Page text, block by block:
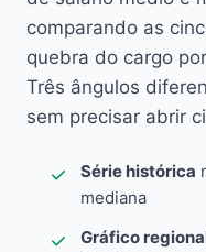
comparando as
quebra do cargo
Três ângulos
sem precisar abrir
Série histórica
mediana
Gráfico